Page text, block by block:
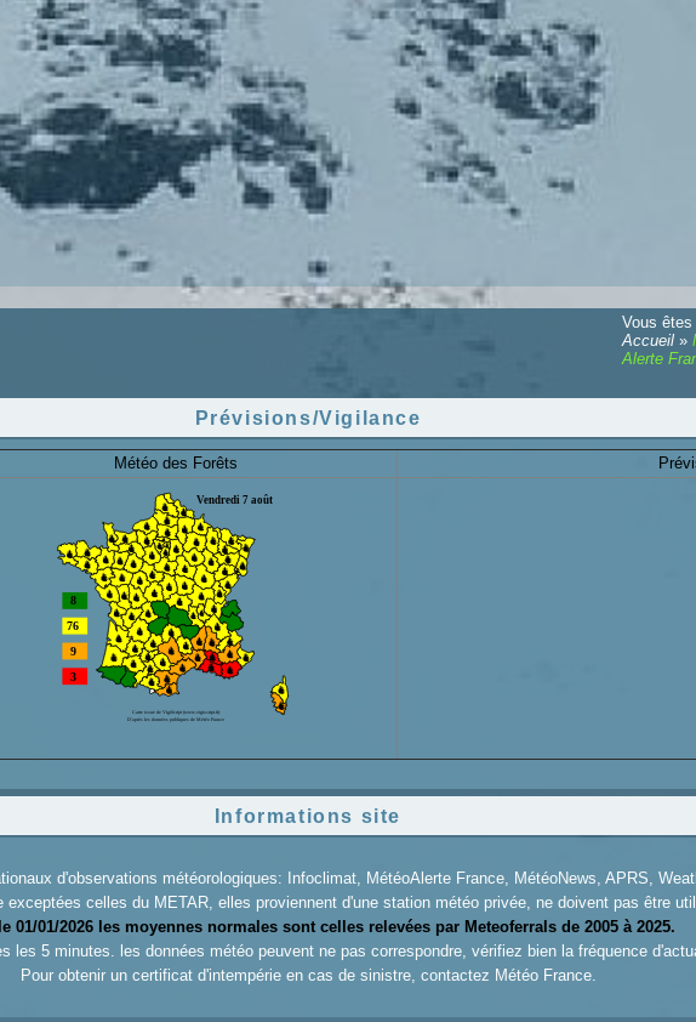
Vous
Accueil»
Alerte
Prévisions/Vigilance
Météo des Forêts
Informations site
d'observations météorologiques: Infoclimat, MétéoAlerte France, MétéoNews, APRS,
celles du METAR, elles proviennent d'une station météo privée, ne doivent pas être
01/01/2026 les moyennes normales sont celles relevées par Meteoferrals de 2005 à 2025.
les 5 minutes. les données météo peuvent ne pas correspondre, vérifiez bien la fréquence
Pour obtenir un certificat d'intempérie en cas de sinistre, contactez Météo France.